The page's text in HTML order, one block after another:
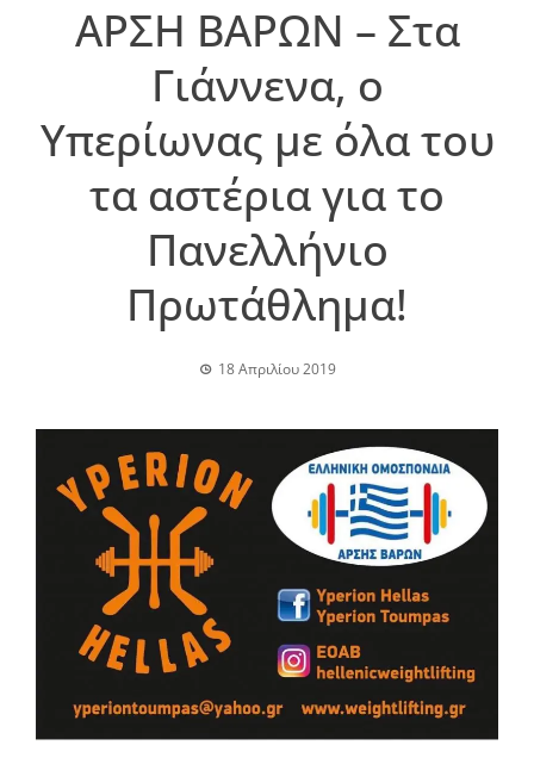
ΑΡΣΗ ΒΑΡΩΝ – Στα
Γιάννενα, ο
Υπερίωνας με όλα του
τα αστέρια για το
Πανελλήνιο
Πρωτάθλημα!
18 Απριλίου 2019